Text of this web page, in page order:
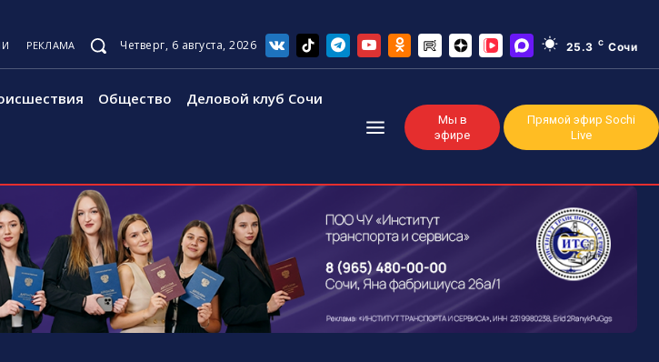
РЕКЛАМА Четверг, 6 августа, 2026 25.3 C Сочи
Общество Деловой клуб Сочи
Мы в
эфире
Прямой эфир Sochi
Live